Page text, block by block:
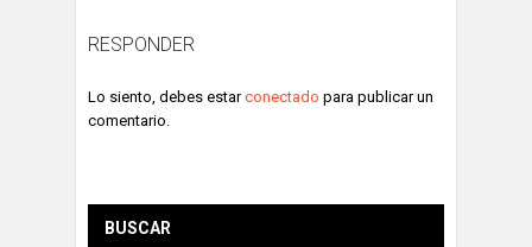
RESPONDER
Lo siento, debes estarconectado para publicar un
comentario.
BUSCAR